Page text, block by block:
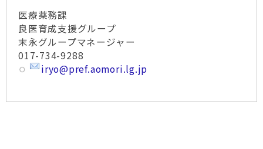
医療薬務課
良医育成支援グループ
末永グループマネージャー
017-734-9288
iryo@pref.aomori.lg.jp